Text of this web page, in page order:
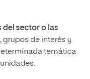
del sector o las
grupos de interés y
temática